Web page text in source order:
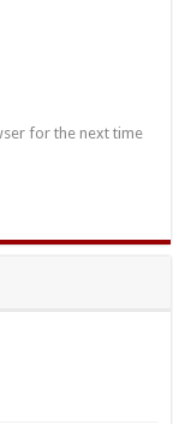
for the next time